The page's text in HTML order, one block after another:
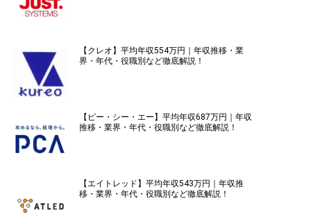
【クレオ】平均年収554万円｜年収推移・業
界・年代・役職別など徹底解説！
【ピー・シー・エー】平均年収687万円｜年収
推移・業界・年代・役職別など徹底解説！
【エイトレッド】平均年収543万円｜年収推
移・業界・年代・役職別など徹底解説！